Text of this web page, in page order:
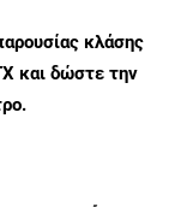
κλάσης
και δώστε την